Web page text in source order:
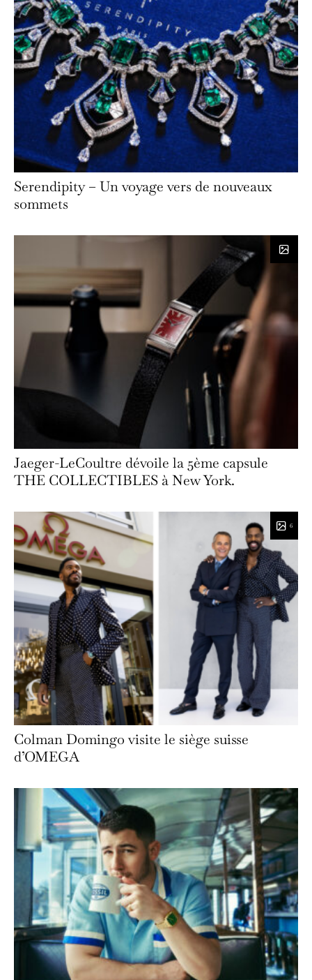
Serendipity – Un voyage vers de nouveaux
sommets
Jaeger-LeCoultre dévoile la 5ème capsule
THE COLLECTIBLES à New York.
6
Colman Domingo visite le siège suisse
d’OMEGA